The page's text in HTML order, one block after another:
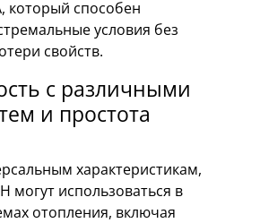
который способен
условия без
свойств.
с различными
и простота
характеристикам,
могут использоваться в
отопления, включая